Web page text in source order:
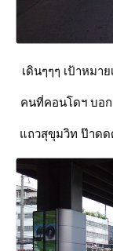
เดินๆๆๆ เป้าหมา
คนที่คอนโดฯ บอก
ถวสุขุมวิท ป๊าดด